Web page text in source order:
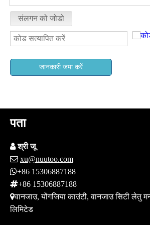
संलगन को जोडो
जानकारी जमा करें
पता
 श्री जू
 xu@nuutoo.com
+86 15306887188
+86 15306887188
वानजाउ, योंगजिया काउंटी, वानजाउ सिटी लेतु
लिमिटेड